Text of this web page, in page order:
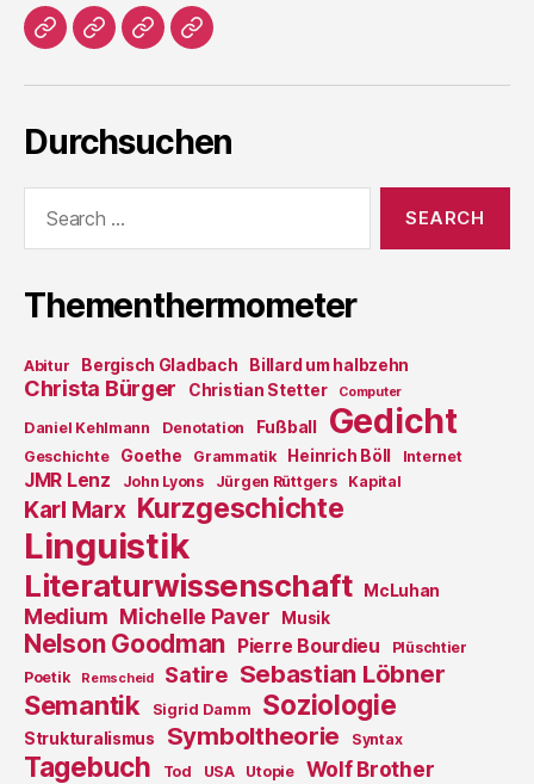
HomeLiteratur
ProsaImpressum
Durchsuchen
Thementhermometer
Abitur Bergisch Gladbach Billard um halbzehn
Christa Bürger Christian Stetter Computer
Daniel Kehlmann Denotation Fußball Gedicht
Geschichte Goethe Grammatik Heinrich Böll Internet
JMR Lenz John Lyons Jürgen Rüttgers Kapital
Karl Marx Kurzgeschichte
Linguistik
Literaturwissenschaft McLuhan
Medium Michelle Paver Musik
Nelson Goodman Pierre Bourdieu
Plüschtier
Poetik
Remscheid Satire Sebastian Löbner
Semantik Sigrid Damm Soziologie
Strukturalismus Symboltheorie Syntax
Tagebuch Tod USA Utopie Wolf Brother